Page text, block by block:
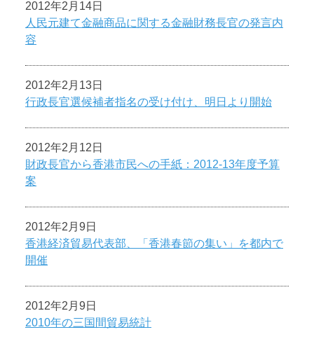
2012年2月14日
人民元建て金融商品に関する金融財務長官の発言内
容
2012年2月13日
行政長官選候補者指名の受け付け、明日より開始
2012年2月12日
財政長官から香港市民への手紙：2012-13年度予算
案
2012年2月9日
香港経済貿易代表部、「香港春節の集い」を都内で
開催
2012年2月9日
2010年の三国間貿易統計